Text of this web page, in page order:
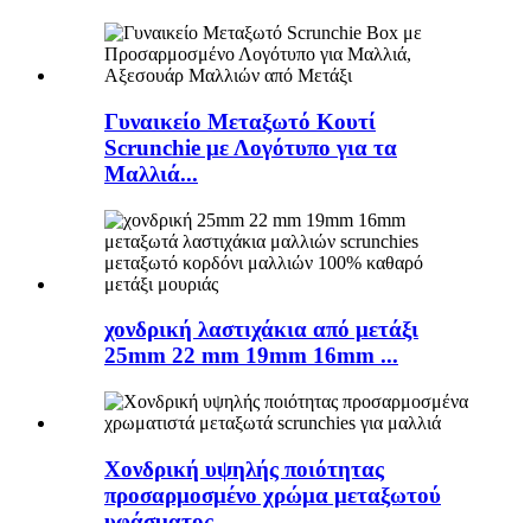
Γυναικείο Μεταξωτό Κουτί
Scrunchie με Λογότυπο για τα
Μαλλιά...
χονδρική λαστιχάκια από μετάξι
25mm 22 mm 19mm 16mm ...
Χονδρική υψηλής ποιότητας
προσαρμοσμένο χρώμα μεταξωτού